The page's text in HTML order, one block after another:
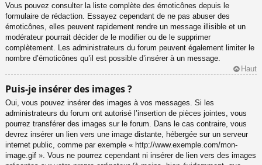
Vous pouvez consulter la liste complète des émoticônes depuis le
formulaire de rédaction. Essayez cependant de ne pas abuser des
émoticônes, elles peuvent rapidement rendre un message illisible et un
modérateur pourrait décider de le modifier ou de le supprimer
complètement. Les administrateurs du forum peuvent également limiter le
nombre d’émoticônes qu’il est possible d’insérer à un message.
Haut
Puis-je insérer des images ?
Oui, vous pouvez insérer des images à vos messages. Si les
administrateurs du forum ont autorisé l’insertion de pièces jointes, vous
pourrez transférer des images sur le forum. Dans le cas contraire, vous
devrez insérer un lien vers une image distante, hébergée sur un serveur
internet public, comme par exemple « http://www.exemple.com/mon-
image.gif ». Vous ne pourrez cependant ni insérer de lien vers des images